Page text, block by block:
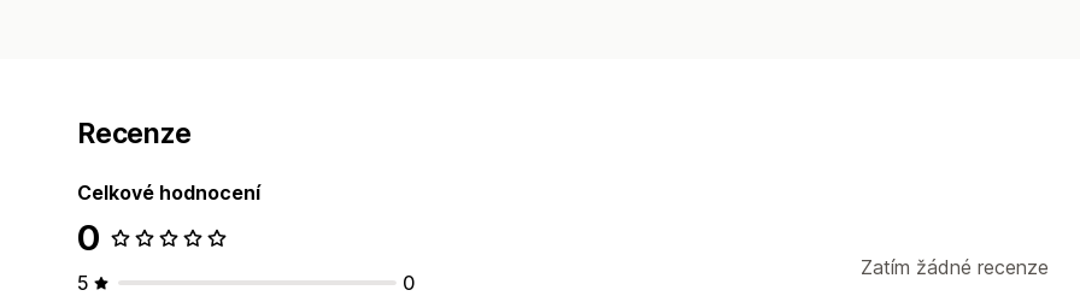
Recenze
Celkové hodnocení
0
5
0
Zatím žádné recenze